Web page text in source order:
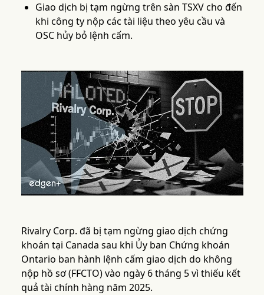
Giao dịch bị tạm ngừng trên sàn TSXV cho đến
khi công ty nộp các tài liệu theo yêu cầu và
OSC hủy bỏ lệnh cấm.
Rivalry Corp. đã bị tạm ngừng giao dịch chứng
khoán tại Canada sau khi Ủy ban Chứng khoán
Ontario ban hành lệnh cấm giao dịch do không
nộp hồ sơ (FFCTO) vào ngày 6 tháng 5 vì thiếu kết
quả tài chính hàng năm 2025.